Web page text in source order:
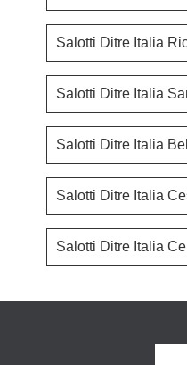
Salotti Ditre Italia
Salotti Ditre Italia
Salotti Ditre Italia
Salotti Ditre Italia
Salotti Ditre Italia